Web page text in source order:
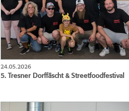
24.05.2026
5. Tresner Dorffäscht & Streetfoodfestival